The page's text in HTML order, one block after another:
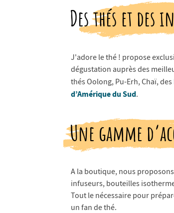
Des thés et des
J'adore le thé ! propose
dégustation auprès des
thés Oolong, Pu-Erh, Chaï, des
d’Amérique du Sud.
Une gamme
A la boutique, nous
infuseurs, bouteilles
Tout le nécessaire pour
un fan de thé.